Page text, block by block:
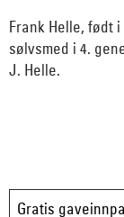
Frank Helle, født
sølvsmed i 4.
J. Helle.
Gratis